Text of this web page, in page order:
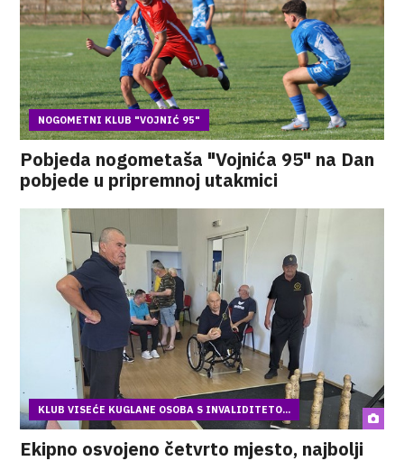
NOGOMETNI KLUB "VOJNIĆ 95"
Pobjeda nogometaša "Vojnića 95" na Dan
pobjede u pripremnoj utakmici
KLUB VISEĆE KUGLANE OSOBA S INVALIDITETO...
Ekipno osvojeno četvrto mjesto, najbolji